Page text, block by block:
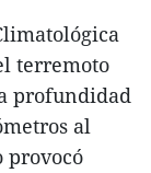
terremoto
profundidad
al
provocó